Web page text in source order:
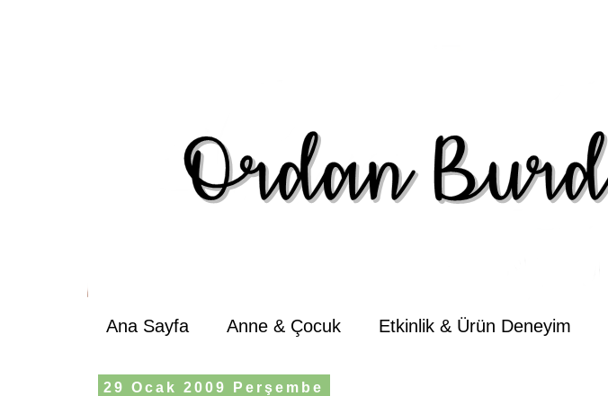
Ana Sayfa Anne & Çocuk Etkinlik & Ürün Deneyim
29 Ocak 2009 Perşembe